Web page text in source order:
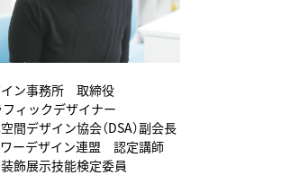
イン事務所 取締役
ィックデザイナー
間デザイン協会（DSA）副会長
ーデザイン連盟 認定講師
飾展示技能検定委員